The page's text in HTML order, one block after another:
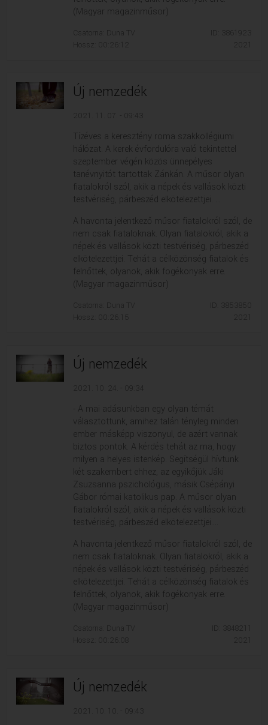
(Magyar magazinműsor)
Csatorna: Duna TV
Hossz: 00:26:12
Új nemzedék
2021. 11. 07. - 09:43
Tízéves a keresztény roma szakkollégiumi
hálózat. A kerek évfordulóra való tekintettel
szeptember végén közös ünnepélyes
tanévnyitót tartottak Zánkán. A műsor olyan
fiatalokról szól, akik a népek és vallások közti
testvériség, párbeszéd elkötelezettjei. ...
A havonta jelentkező műsor fiatalokról szól, de
nem csak fiataloknak. Olyan fiatalokról, akik a
népek és vallások közti testvériség, párbeszéd
elkötelezettjei. Tehát a célközönség fiatalok és
felnőttek, olyanok, akik fogékonyak erre.
(Magyar magazinműsor)
Csatorna: Duna TV
Hossz: 00:26:15
Új nemzedék
2021. 10. 24. - 09:34
- A mai adásunkban egy olyan témát
választottunk, amihez talán tényleg minden
ember másképp viszonyul, de azért vannak
biztos pontok. A kérdés tehát az ma, hogy
milyen a helyes istenkép. Segítségül hívtunk
két szakembert ehhez, az egyikőjük Jáki
Zsuzsanna pszichológus, másik Csépányi
Gábor római katolikus pap. A műsor olyan
fiatalokról szól, akik a népek és vallások közti
testvériség, párbeszéd elkötelezettjei....
A havonta jelentkező műsor fiatalokról szól, de
nem csak fiataloknak. Olyan fiatalokról, akik a
népek és vallások közti testvériség, párbeszéd
elkötelezettjei. Tehát a célközönség fiatalok és
felnőttek, olyanok, akik fogékonyak erre.
(Magyar magazinműsor)
Csatorna: Duna TV
Hossz: 00:26:08
ID: 3848211
Új nemzedék
2021. 10. 10. - 09:43